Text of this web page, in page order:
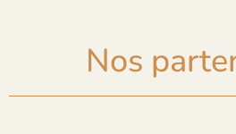
Nos